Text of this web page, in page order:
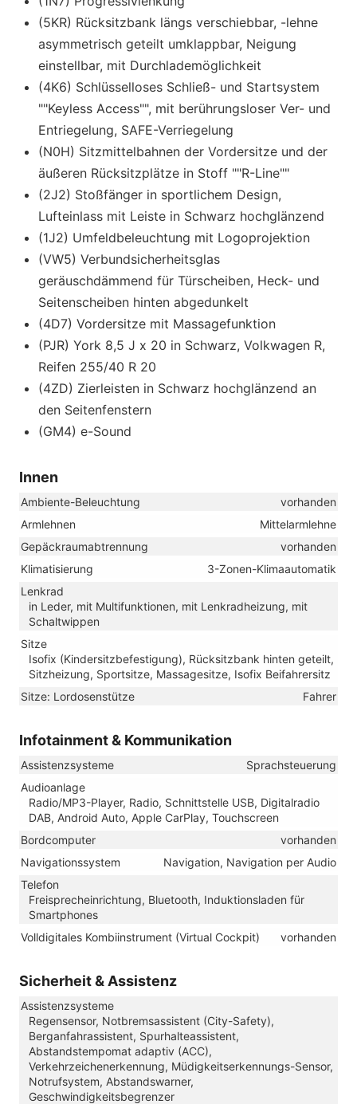
(5KR) Rücksitzbank längs verschiebbar, -lehne
asymmetrisch geteilt umklappbar, Neigung
einstellbar, mit Durchlademöglichkeit
(4K6) Schlüsselloses Schließ- und Startsystem
""Keyless Access"", mit berührungsloser Ver- und
Entriegelung, SAFE-Verriegelung
(N0H) Sitzmittelbahnen der Vordersitze und der
äußeren Rücksitzplätze in Stoff ""R-Line""
(2J2) Stoßfänger in sportlichem Design,
Lufteinlass mit Leiste in Schwarz hochglänzend
(1J2) Umfeldbeleuchtung mit Logoprojektion
(VW5) Verbundsicherheitsglas
geräuschdämmend für Türscheiben, Heck- und
Seitenscheiben hinten abgedunkelt
(4D7) Vordersitze mit Massagefunktion
(PJR) York 8,5 J x 20 in Schwarz, Volkwagen R,
Reifen 255/40 R 20
(4ZD) Zierleisten in Schwarz hochglänzend an
den Seitenfenstern
(GM4) e-Sound
Innen
Ambiente-Beleuchtung
vorhanden
Armlehnen
Mittelarmlehne
Gepäckraumabtrennung
vorhanden
Klimatisierung
3-Zonen-Klimaautomatik
Lenkrad
in Leder, mit Multifunktionen, mit Lenkradheizung, mit
Schaltwippen
Sitze
Isofix (Kindersitzbefestigung), Rücksitzbank hinten geteilt,
Sitzheizung, Sportsitze, Massagesitze, Isofix Beifahrersitz
Sitze: Lordosenstütze
Fahrer
Infotainment & Kommunikation
Assistenzsysteme
Sprachsteuerung
Audioanlage
Radio/MP3-Player, Radio, Schnittstelle USB, Digitalradio
DAB, Android Auto, Apple CarPlay, Touchscreen
Bordcomputer
vorhanden
Navigationssystem
Navigation, Navigation per Audio
Telefon
Freisprecheinrichtung, Bluetooth, Induktionsladen für
Smartphones
Volldigitales Kombiinstrument (Virtual Cockpit)
vorhanden
Sicherheit & Assistenz
Assistenzsysteme
Regensensor, Notbremsassistent (City-Safety),
Berganfahrassistent, Spurhalteassistent,
Abstandstempomat adaptiv (ACC),
Verkehrzeichenerkennung, Müdigkeitserkennungs-Sensor,
Notrufsystem, Abstandswarner,
Geschwindigkeitsbegrenzer